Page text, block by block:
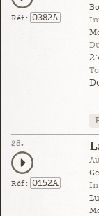
Réf : 0382A
28.
Réf : 0152A